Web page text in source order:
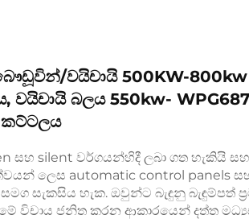
වයිචායි 500KW-
වයිචායි බලය 550kw-
සහ silent වර්ගයන්හිදී ලබා ගත හැකියි
ලෙස automatic control panels
සමග සැකසිය හැක. ඔවුන්ට බැඳුනු බැඳුම්පත්
විචාය ජනිත කරන ආකාරයෙන් දත්ත